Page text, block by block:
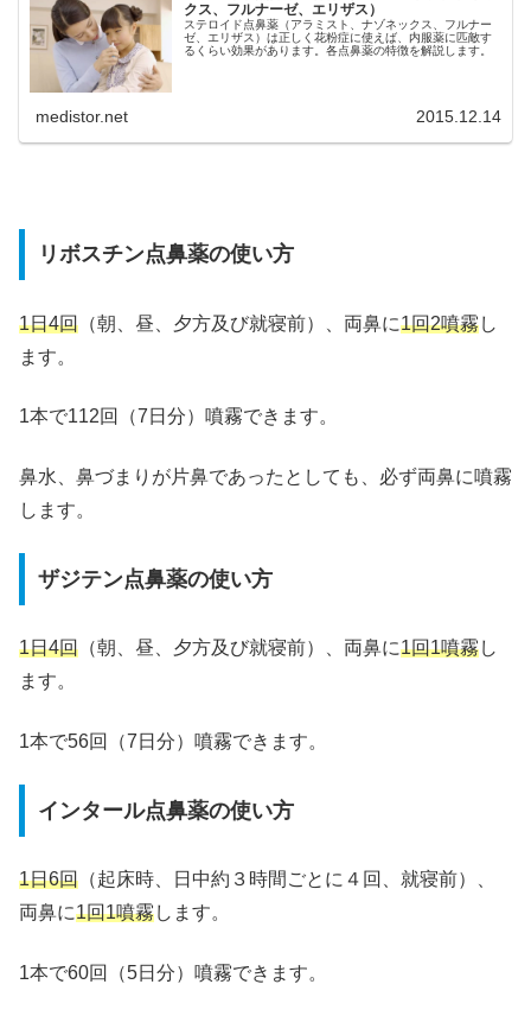
クス、フルナーゼ、エリザス）
ステロイド点鼻薬（アラミスト、ナゾネックス、フルナー
ゼ、エリザス）は正しく花粉症に使えば、内服薬に匹敵す
るくらい効果があります。各点鼻薬の特徴を解説します。
medistor.net 2015.12.14
リボスチン点鼻薬の使い方
1日4回 （朝、昼、夕方及び就寝前）、両鼻に1回2噴霧し
ます。
1本で112回（7日分）噴霧できます。
鼻水、鼻づまりが片鼻であったとしても、必ず両鼻に噴霧
します。
ザジテン点鼻薬の使い方
1日4回 （朝、昼、夕方及び就寝前）、両鼻に1回1噴霧し
ます。
1本で56回（7日分）噴霧できます。
インタール点鼻薬の使い方
1日6回 （起床時、日中約３時間ごとに４回、就寝前）、
両鼻に1回1噴霧します。
1本で60回（5日分）噴霧できます。